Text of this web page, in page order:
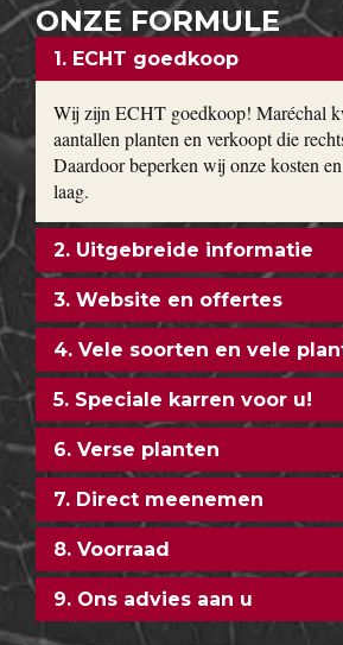
ONZE FORMULE
1. ECHT goedkoop
Wij zijn ECHT goedkoop! Maréchal
aantallen planten en verkoopt die
Daardoor beperken wij onze kosten
laag.
2. Uitgebreide informatie
3. Website en offertes
4. Vele soorten en vele
5. Speciale karren voor u!
6. Verse planten
7. Direct meenemen
8. Voorraad
9. Ons advies aan u